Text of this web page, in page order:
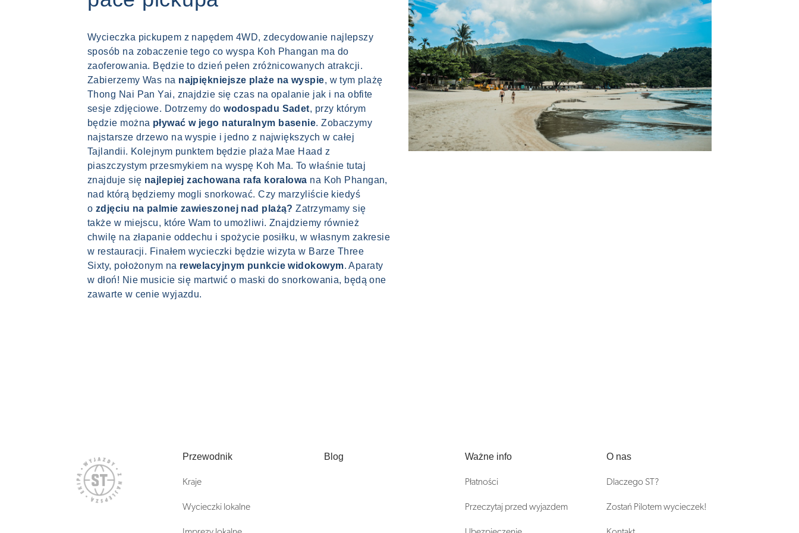
Wycieczka pickupem z napędem 4WD, zdecydowanie najlepszy
sposób na zobaczenie tego co wyspa Koh Phangan ma do
zaoferowania. Będzie to dzień pełen zróżnicowanych atrakcji.
Zabierzemy Was na najpiękniejsze plaże na wyspie, w tym plażę
Thong Nai Pan Yai, znajdzie się czas na opalanie jak i na obfite
sesje zdjęciowe. Dotrzemy dowodospadu Sadet, przy którym
będzie można pływać w jego naturalnym basenie. Zobaczymy
najstarsze drzewo na wyspie i jedno z największych w całej
Tajlandii. Kolejnym punktem będzie plaża Mae Haad z
piaszczystym przesmykiem na wyspę Koh Ma. To właśnie tutaj
znajduje się najlepiej zachowana rafa koralowa na Koh Phangan,
nad którą będziemy mogli snorkować. Czy marzyliście kiedyś
o zdjęciu na palmie zawieszonej nad plażą? Zatrzymamy się
także w miejscu, które Wam to umożliwi. Znajdziemy również
chwilę na złapanie oddechu i spożycie posiłku, w własnym zakresie
w restauracji. Finałem wycieczki będzie wizyta w Barze Three
Sixty, położonym na rewelacyjnym punkcie widokowym. Aparaty
w dłoń! Nie musicie się martwić o maski do snorkowania, będą one
zawarte w cenie wyjazdu.
Przewodnik
Kraje
Wycieczki lokalne
Blog Ważne info
Płatności
Przeczytaj przed wyjazdem
O nas
Dlaczego ST?
Zostań Pilotem wycieczek!